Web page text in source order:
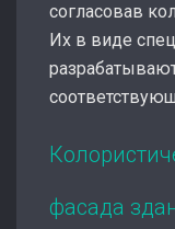
согласовав
Их в виде
фасада